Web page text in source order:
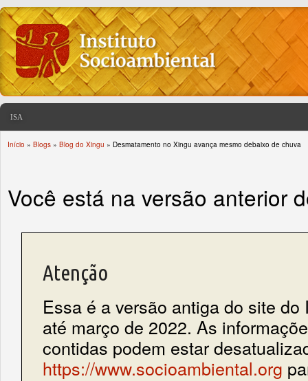
ISA
Início » Blogs » Blog do Xingu » Desmatamento no Xingu avança mesmo debaixo de chuva
Você está na versão anterior
Atenção
Essa é a versão antiga do site do
até março de 2022. As
contidas podem estar
https://www.socioambiental.org